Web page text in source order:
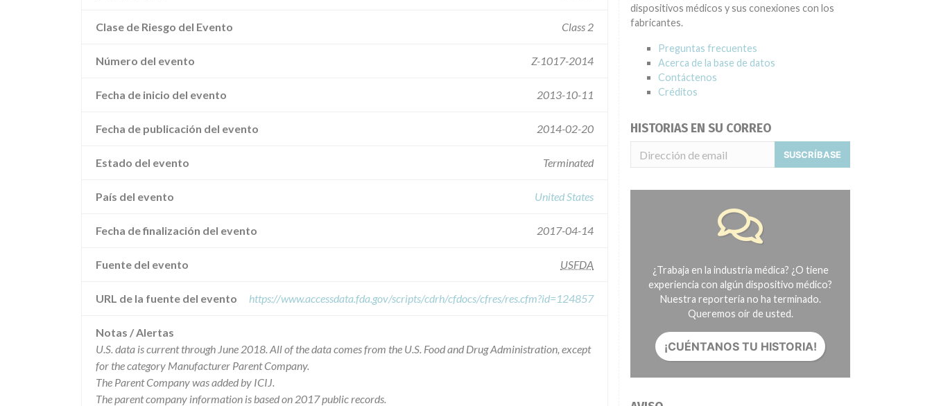
Clase de Riesgo del Evento Class 2
Número del evento Z-1017-2014
Fecha de inicio del evento 2013-10-11
Fecha de publicación del evento 2014-02-20
Estado del evento Terminated
País del evento United States
Fecha de finalización del evento 2017-04-14
Fuente del evento USFDA
URL de la fuente del evento https://www.accessdata.fda.gov/scripts/cdrh/cfdocs/cfres/res.cfm?id=124857
Notas / Alertas
U.S. data is current through June 2018. All of the data comes from the U.S. Food and Drug Administration, except
for the category Manufacturer Parent Company.
The Parent Company was added by ICIJ.
The parent company information is based on 2017 public records.
dispositivos médicos y sus conexiones con los
fabricantes.
Preguntas frecuentes
Acerca de la base de datos
Contáctenos
Créditos
HISTORIAS EN SU CORREO
SUSCRÍBASE
¿Trabaja en la industria médica? ¿O tiene
experiencia con algún dispositivo médico?
Nuestra reportería no ha terminado.
Queremos oír de usted.
¡CUÉNTANOS TU HISTORIA!